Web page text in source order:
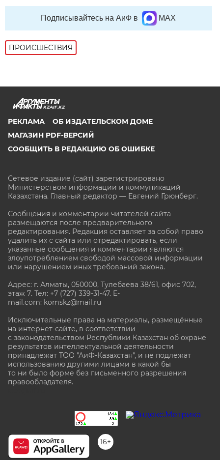
Подписывайтесь на АиФ в MAX
ПРОИСШЕСТВИЯ
KZAIF.KZ
РЕКЛАМА
ОБ ИЗДАТЕЛЬСКОМ ДОМЕ
МАГАЗИН PDF-ВЕРСИЙ
СООБЩИТЬ В РЕДАКЦИЮ ОБ ОШИБКЕ
Сетевое издание (сайт) зарегистрировано
Министерством информации и коммуникаций
Казахстана. Главный редактор — Евгений Грюнберг.
Сообщения и комментарии читателей сайта
размещаются после предварительного
редактирования. Редакция оставляет за собой право
удалить их с сайта или отредактировать, если
указанные сообщения и комментарии являются
злоупотреблением свободой массовой информации
или нарушением иных требований закона.
Адрес: г. Алматы, 050000, Тулебаева 38/61, офис 702,
этаж 7. Тел: +7 (727) 339-31-47. E-
mail.com: komskz@mail.ru
Исключительные права на материалы, размещённые
на интернет-сайте, в соответствии
с законодательством Республики Казахстан об охране
результатов интеллектуальной деятельности
принадлежат ТОО "АиФ-Казахстан", и не подлежат
использованию другими лицами в какой бы
то ни было форме без письменного разрешения
правообладателя.
16+